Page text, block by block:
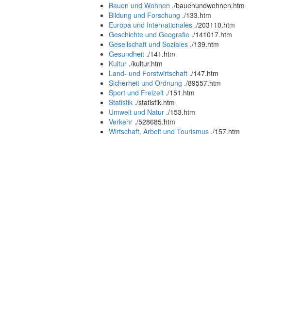
Bauen und Wohnen ./bauenundwohnen.htm
Bildung und Forschung ./133.htm
Europa und Internationales ./203110.htm
Geschichte und Geografie ./141017.htm
Gesellschaft und Soziales ./139.htm
Gesundheit ./141.htm
Kultur ./kultur.htm
Land- und Forstwirtschaft ./147.htm
Sicherheit und Ordnung ./89557.htm
Sport und Freizeit ./151.htm
Statistik ./statistik.htm
Umwelt und Natur ./153.htm
Verkehr ./528685.htm
Wirtschaft, Arbeit und Tourismus ./157.htm